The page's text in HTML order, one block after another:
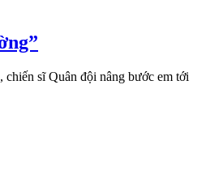
sĩ Quân đội nâng bước em tới